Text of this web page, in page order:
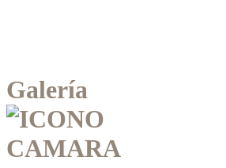
Galería